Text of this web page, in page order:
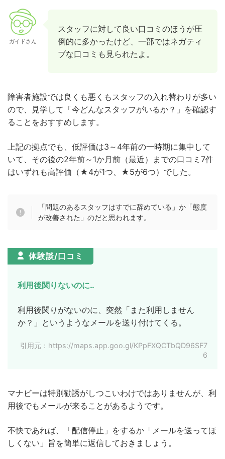
ガイドさん
スタッフに対して良い口コミのほうが圧
倒的に多かったけど、一部ではネガティ
ブな口コミも見られたよ。
障害者施設では良くも悪くもスタッフの入れ替わりが多い
ので、見学して「今どんなスタッフがいるか？」を確認す
ることをおすすめします。
上記の拠点でも、低評価は3～4年前の一時期に集中して
いて、その後の2年前～1か月前（最近）までの口コミ7件
はいずれも高評価（★4が1つ、★5が6つ）でした。
「問題のあるスタッフはすでに辞めている」か「態度
が改善された」のだと思われます。
体験談/口コミ
利用後関りないのに‥
利用後関りがないのに、突然「また利用しません
か？」というようなメールを送り付けてくる。
引用元：https://maps.app.goo.gl/KPpFXQCTbQD96SF7
6
マナビーは特別勧誘がしつこいわけではありませんが、利
用後でもメールが来ることがあるようです。
不快であれば、「配信停止」をするか「メールを送ってほ
しくない」旨を簡単に返信しておきましょう。